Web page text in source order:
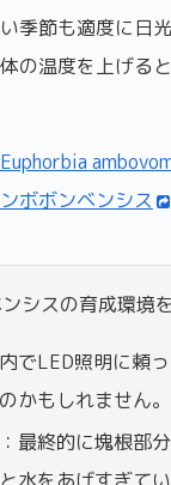
季節も適度に日
の温度を上げる
Euphorbia
ボボンベンシス
シスの育成環境
内でLED照明に頼
かもしれません。
：最終的に塊根部